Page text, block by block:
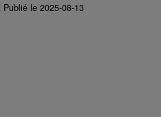
Publié le 2025-08-13